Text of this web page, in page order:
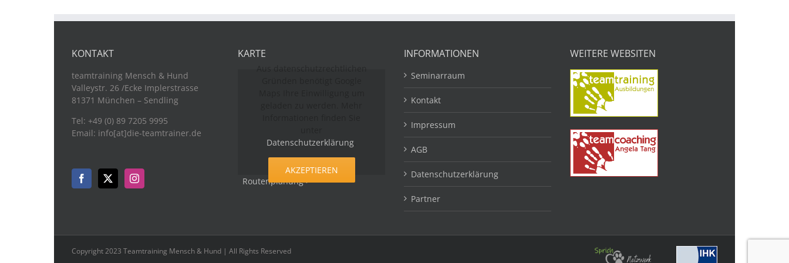
KONTAKT
teamtraining Mensch & Hund
Valleystr. 26 /Ecke Implerstrasse
81371 München – Sendling
Tel: +49 (0) 89 7205 9995
Email: info[at]die-teamtrainer.de
KARTE
Datenschutzerklärung
AKZEPTIEREN
Routenplanung >
INFORMATIONEN
Seminarraum
Kontakt
Impressum
AGB
Datenschutzerklärung
Partner
WEITERE WEBSITEN
Copyright 2023 Teamtraining Mensch & Hund | All Rights Reserved